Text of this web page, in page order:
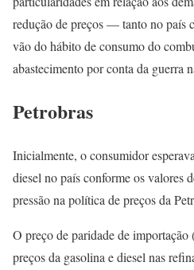
redução de preços — tanto no país
vão do hábito de consumo do
abastecimento por conta da guerra
Petrobras
Inicialmente, o consumidor
diesel no país conforme os valores
pressão na política de preços da
O preço de paridade de importação
preços da gasolina e diesel nas